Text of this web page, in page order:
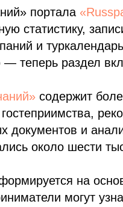
портала
статистику,
и
теперь раздел
содержит
документов и
около шести
на
могут